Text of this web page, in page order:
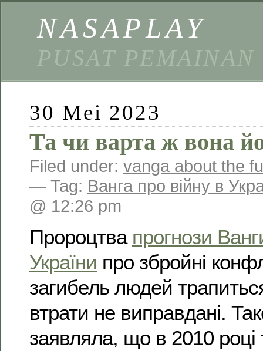
NASAPLAY
PUSAT
30 Mei 2023
Та чи варта ж вона
Filed under: vanga about the
— Tag: Ванга про війну в
@ 12:26 pm
Пророцтва прогнози
України про збройні
загибель людей
втрати не виправдані.
заявляла, що в 2010 році